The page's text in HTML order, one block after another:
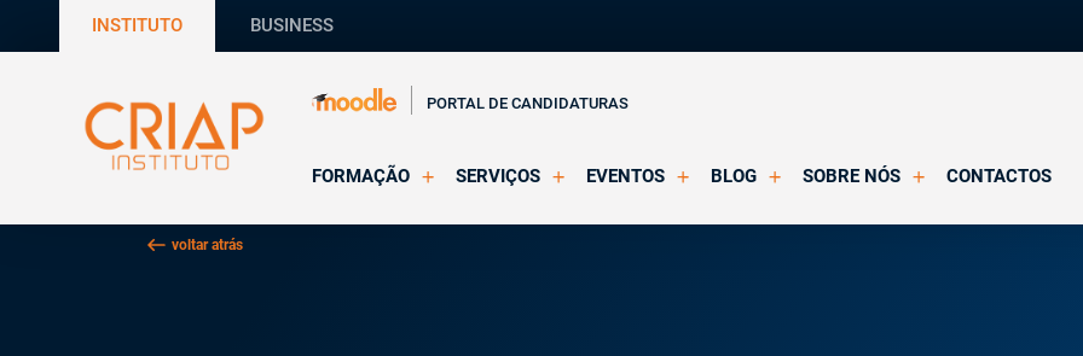
INSTITUTO BUSINESS
PORTAL DE CANDIDATURAS
FORMAÇÃO SERVIÇOS EVENTOS BLOG SOBRE NÓS CONTACTOS
voltar atrás